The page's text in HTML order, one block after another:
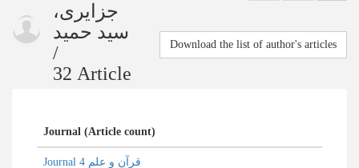
جزایری،
سید حمید
/
32 Article
Download the list of author's articles
Journal (Article count)
Journal قرآن و علم 4